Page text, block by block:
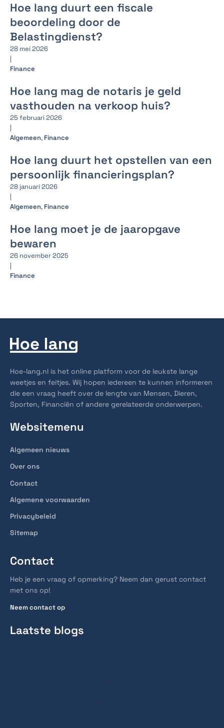
Hoe lang duurt een fiscale
beoordeling door de
Belastingdienst?
28 mei 2026
|
Finance
Hoe lang mag de notaris je geld
vasthouden na verkoop huis?
25 februari 2026
|
Algemeen, Finance
Hoe lang duurt het opstellen van een
persoonlijk financieringsplan?
28 januari 2026
|
Algemeen, Finance
Hoe lang moet je de jaaropgave
bewaren
26 november 2025
|
Finance
Hoe-lang.nl is het online platform voor de leukste lange
weetjes en feitjes. Wij hopen iedereen te kunnen informeren
die een vraag heeft over de lengte van Mensen, Dieren,
Sporten, Financiën of andere gerelateerde onderwerpen.
Websitemenu
Algemeen nieuws
Over ons
Contact
Algemene voorwaarden
Privacybeleid
Sitemap
Contact
Heb je een vraag of opmerking? Neem dan gerust contact
met ons op!
Neem contact op
Laatste blogs